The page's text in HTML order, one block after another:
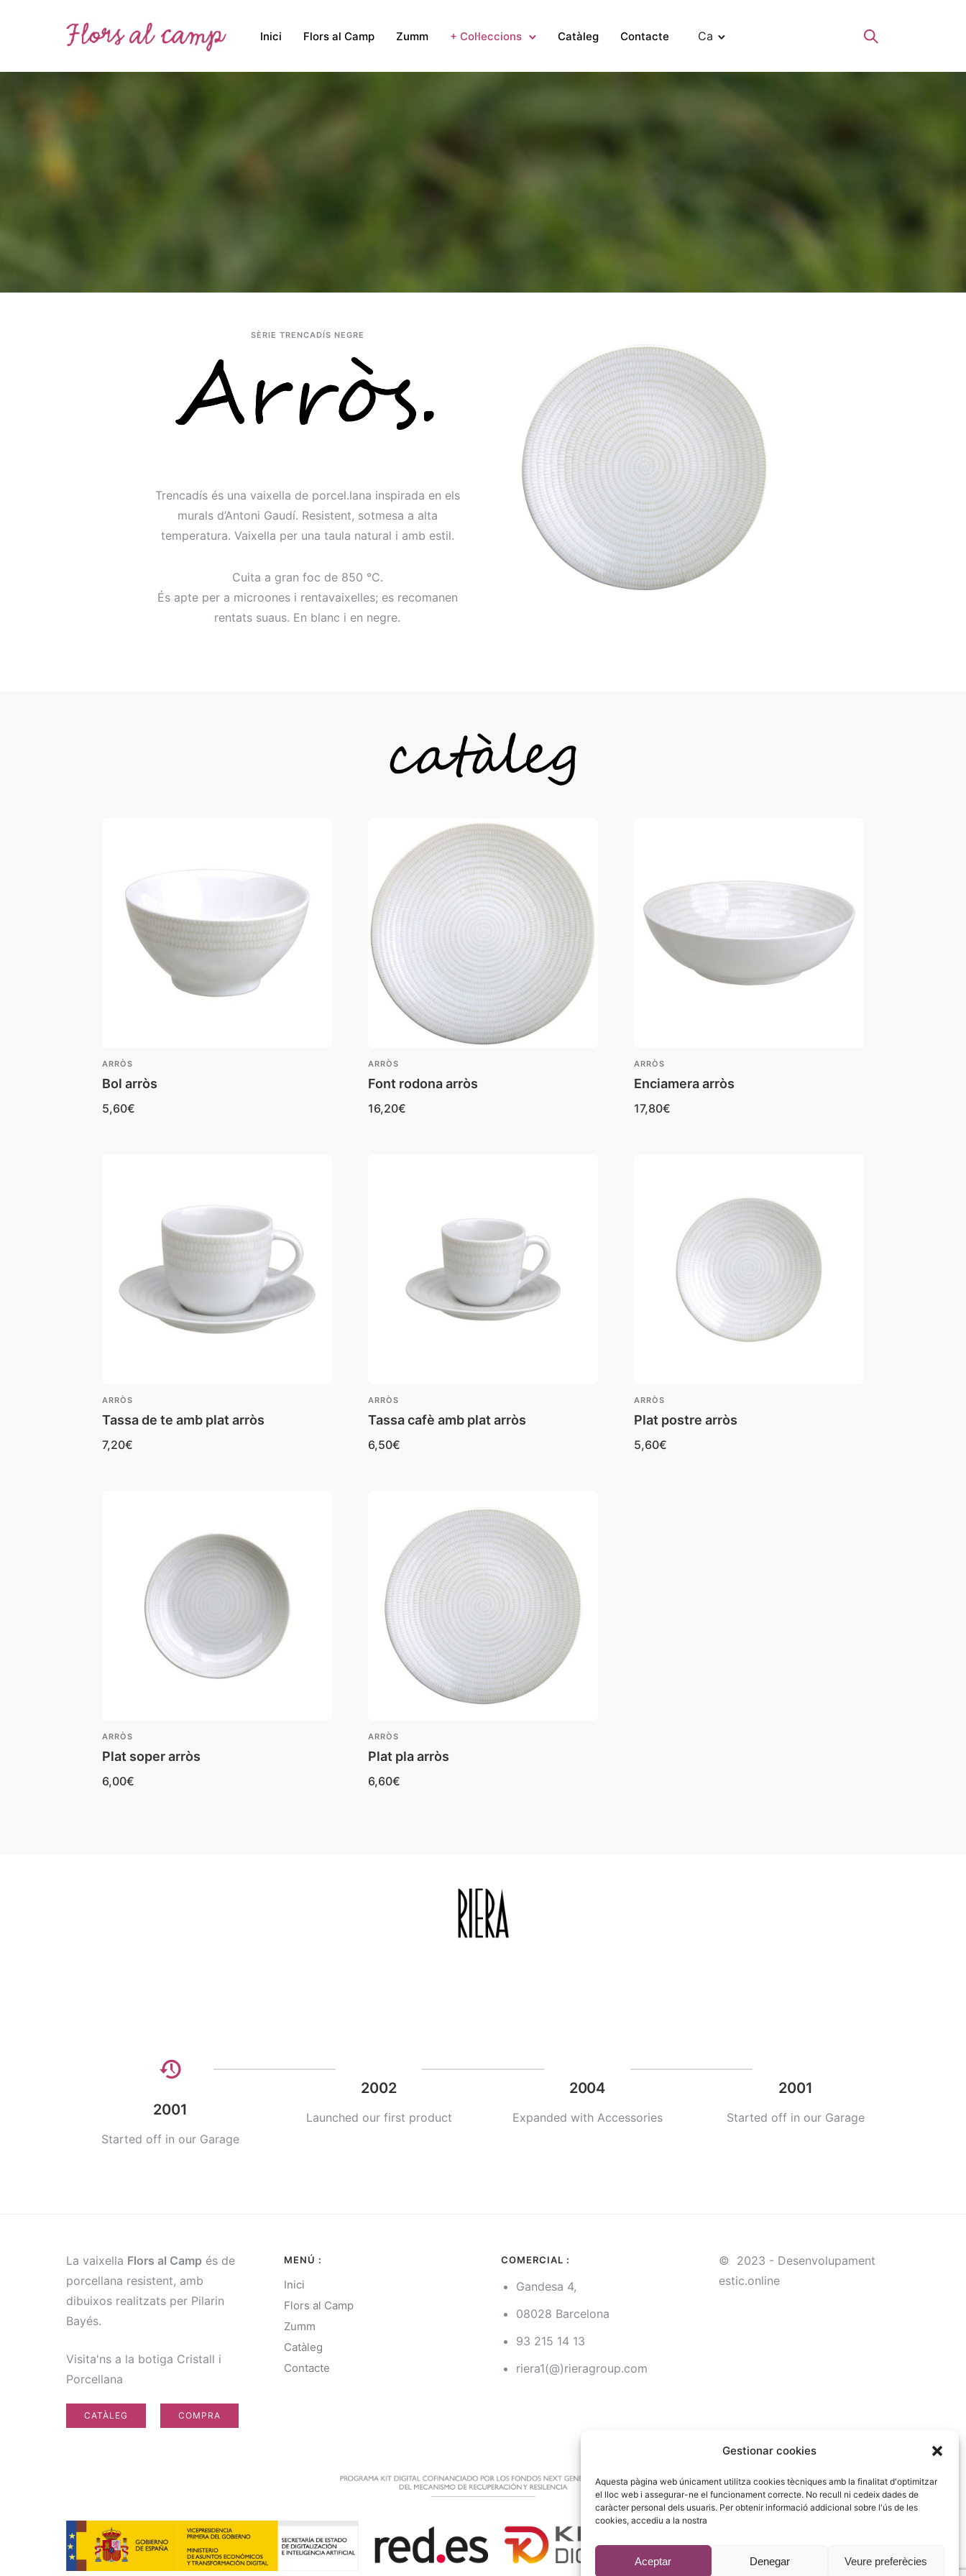
Gestionar cookies
Aquesta pàgina web únicament utilitza cookies tècniques amb la finalitat d'optimitzar
el lloc web i assegurar-ne el funcionament correcte. No recull ni cedeix dades de
caràcter personal dels usuaris. Per obtenir informació addicional sobre l'ús de les
cookies, accediu a la nostra
Aceptar Denegar Veure preferècies
Inici Flors al Camp Zumm + Col·leccions Catàleg Contacte Ca
SÈRIE TRENCADÍS NEGRE
Trencadís és una vaixella de porcel.lana inspirada en els
murals d’Antoni Gaudí. Resistent, sotmesa a alta
temperatura. Vaixella per una taula natural i amb estil.
Cuita a gran foc de 850 °C.
És apte per a microones i rentavaixelles; es recomanen
rentats suaus. En blanc i en negre.
ARRÒS
Bol arròs
5,60€
ARRÒS
Font rodona arròs
16,20€
ARRÒS
Enciamera arròs
17,80€
ARRÒS
Tassa de te amb plat arròs
7,20€
ARRÒS
Tassa cafè amb plat arròs
6,50€
ARRÒS
Plat postre arròs
5,60€
ARRÒS
Plat soper arròs
6,00€
ARRÒS
Plat pla arròs
6,60€
2001
Started off in our Garage
2002
Launched our first product
2004
Expanded with Accessories
2001
Started off in our Garage
La vaixella Flors al Camp és de
porcellana resistent, amb
dibuixos realitzats per Pilarin
Bayés.
Visita'ns a la botiga Cristall i
Porcellana
CATÀLEG COMPRA
MENÚ :
Inici
Flors al Camp
Zumm
Catàleg
Contacte
COMERCIAL :
Gandesa 4,
08028 Barcelona
93 215 14 13
riera1(@)rieragroup.com
© 2023 - Desenvolupament
estic.online